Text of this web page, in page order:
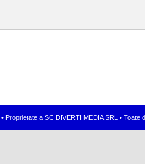
Proprietate a SC DIVERTI MEDIA SRL •